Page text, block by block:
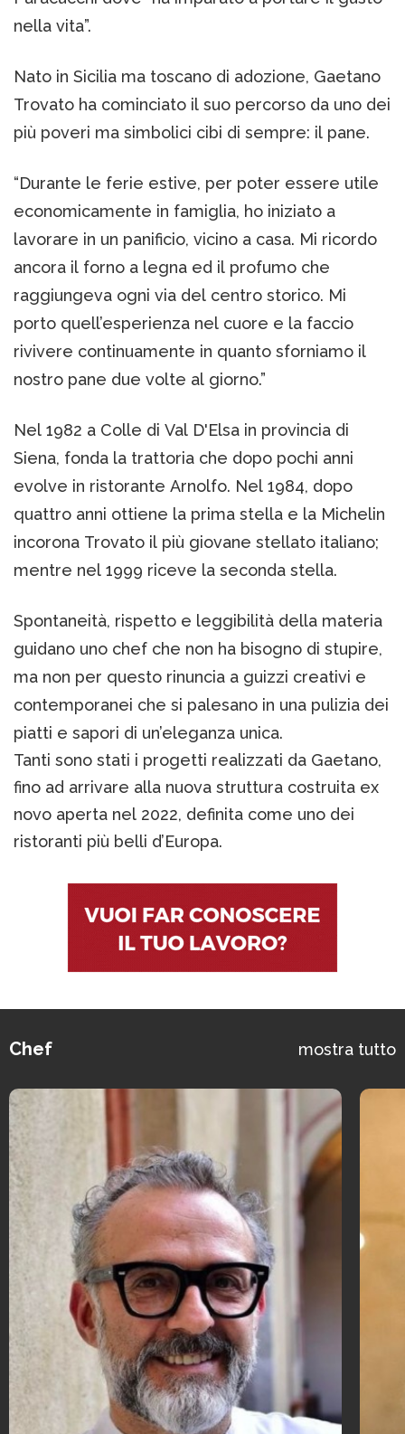
nella vita”.
Nato in Sicilia ma toscano di adozione, Gaetano
Trovato ha cominciato il suo percorso da uno dei
più poveri ma simbolici cibi di sempre: il pane.
“Durante le ferie estive, per poter essere utile
economicamente in famiglia, ho iniziato a
lavorare in un panificio, vicino a casa. Mi ricordo
ancora il forno a legna ed il profumo che
raggiungeva ogni via del centro storico. Mi
porto quell’esperienza nel cuore e la faccio
rivivere continuamente in quanto sforniamo il
nostro pane due volte al giorno.”
Nel 1982 a Colle di Val D'Elsa in provincia di
Siena, fonda la trattoria che dopo pochi anni
evolve in ristorante Arnolfo. Nel 1984, dopo
quattro anni ottiene la prima stella e la Michelin
incorona Trovato il più giovane stellato italiano;
mentre nel 1999 riceve la seconda stella.
Spontaneità, rispetto e leggibilità della materia
guidano uno chef che non ha bisogno di stupire,
ma non per questo rinuncia a guizzi creativi e
contemporanei che si palesano in una pulizia dei
piatti e sapori di un’eleganza unica.
Tanti sono stati i progetti realizzati da Gaetano,
fino ad arrivare alla nuova struttura costruita ex
novo aperta nel 2022, definita come uno dei
ristoranti più belli d’Europa.
Chef mostra tutto